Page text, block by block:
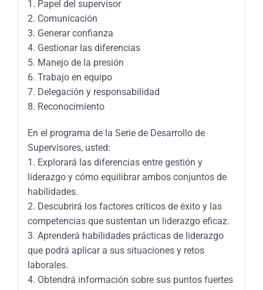
1. Papel del supervisor
2. Comunicación
3. Generar confianza
4. Gestionar las diferencias
5. Manejo de la presión
6. Trabajo en equipo
7. Delegación y responsabilidad
8. Reconocimiento
En el programa de la Serie de Desarrollo de
Supervisores, usted:
1. Explorará las diferencias entre gestión y
liderazgo y cómo equilibrar ambos conjuntos de
habilidades.
2. Descubrirá los factores críticos de éxito y las
competencias que sustentan un liderazgo eficaz.
3. Aprenderá habilidades prácticas de liderazgo
que podrá aplicar a sus situaciones y retos
laborales.
4. Obtendrá información sobre sus puntos fuertes